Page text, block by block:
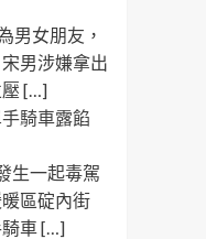
男女朋友，
男涉嫌拿出
壓 […]
手騎車露餡
生一起毒駕
區碇內街
車 […]